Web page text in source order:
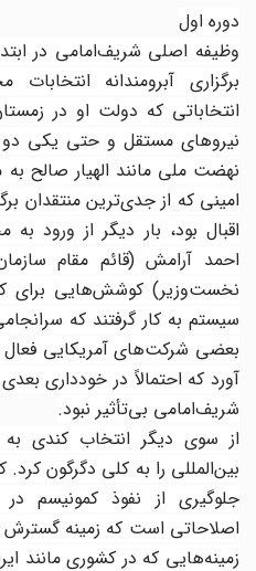
دوره اول
وظیفه اصلی شریف‌امامی در
برگزاری آبرومندانه
نیروهای مستقل و حتی یکی دو
نهضت ملی مانند الهیار صالح به
امینی که از جدی‌ترین منتقدان
اقبال بود، بار دیگر از ورود
احمد آرامش (قائم مقام
نخست‌وزیر) کوشش‌هایی برای
سیستم به کار گرفتند که
بعضی شرکت‌های آمریکایی فعال در
آورد که احتمالاً در خودداری
شریف‌امامی بی‌تأثیر نبود.
از سوی دیگر انتخاب کندی به
بین‌المللی را به کلی دگرگون کرد.
جلوگیری از نفوذ کمونیسم
اصلاحاتی است که زمینه گسترش
زمینه‌هایی که در کشوری مانند